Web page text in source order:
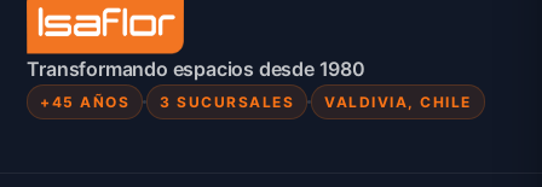
Transformando espacios desde 1980
+45 AÑOS 3 SUCURSALES VALDIVIA, CHILE